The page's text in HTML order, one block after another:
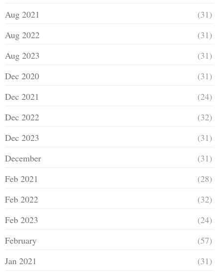
Aug 2021
(31)
Aug 2022
(31)
Aug 2023
(31)
Dec 2020
(31)
Dec 2021
(24)
Dec 2022
(32)
Dec 2023
(31)
December
(31)
Feb 2021
(28)
Feb 2022
(32)
Feb 2023
(24)
February
(57)
Jan 2021
(31)